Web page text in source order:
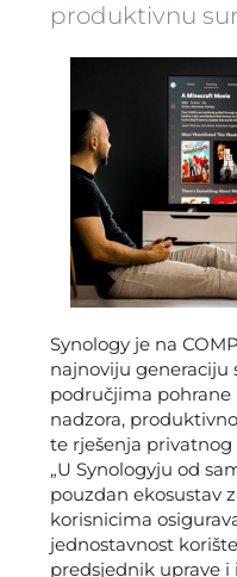
produktivnu
Synology je na
najnoviju generaciju
područjima pohrane
nadzora,
te rješenja
„U Synologyju od
pouzdan ekosustav
korisnicima
jednostavnost
predsjednik uprave i